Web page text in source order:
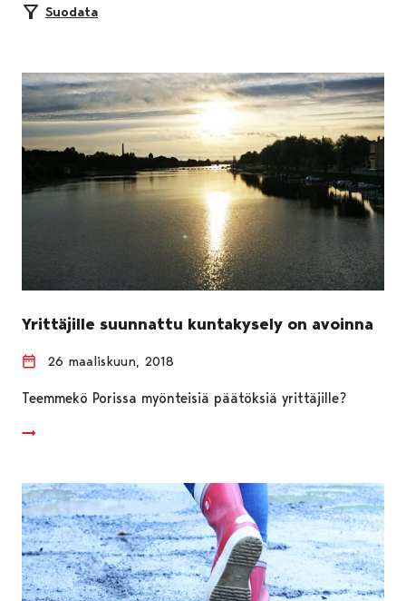
Suodata
Yrittäjille suunnattu kuntakysely on avoinna
26 maaliskuun, 2018
Teemmekö Porissa myönteisiä päätöksiä yrittäjille?